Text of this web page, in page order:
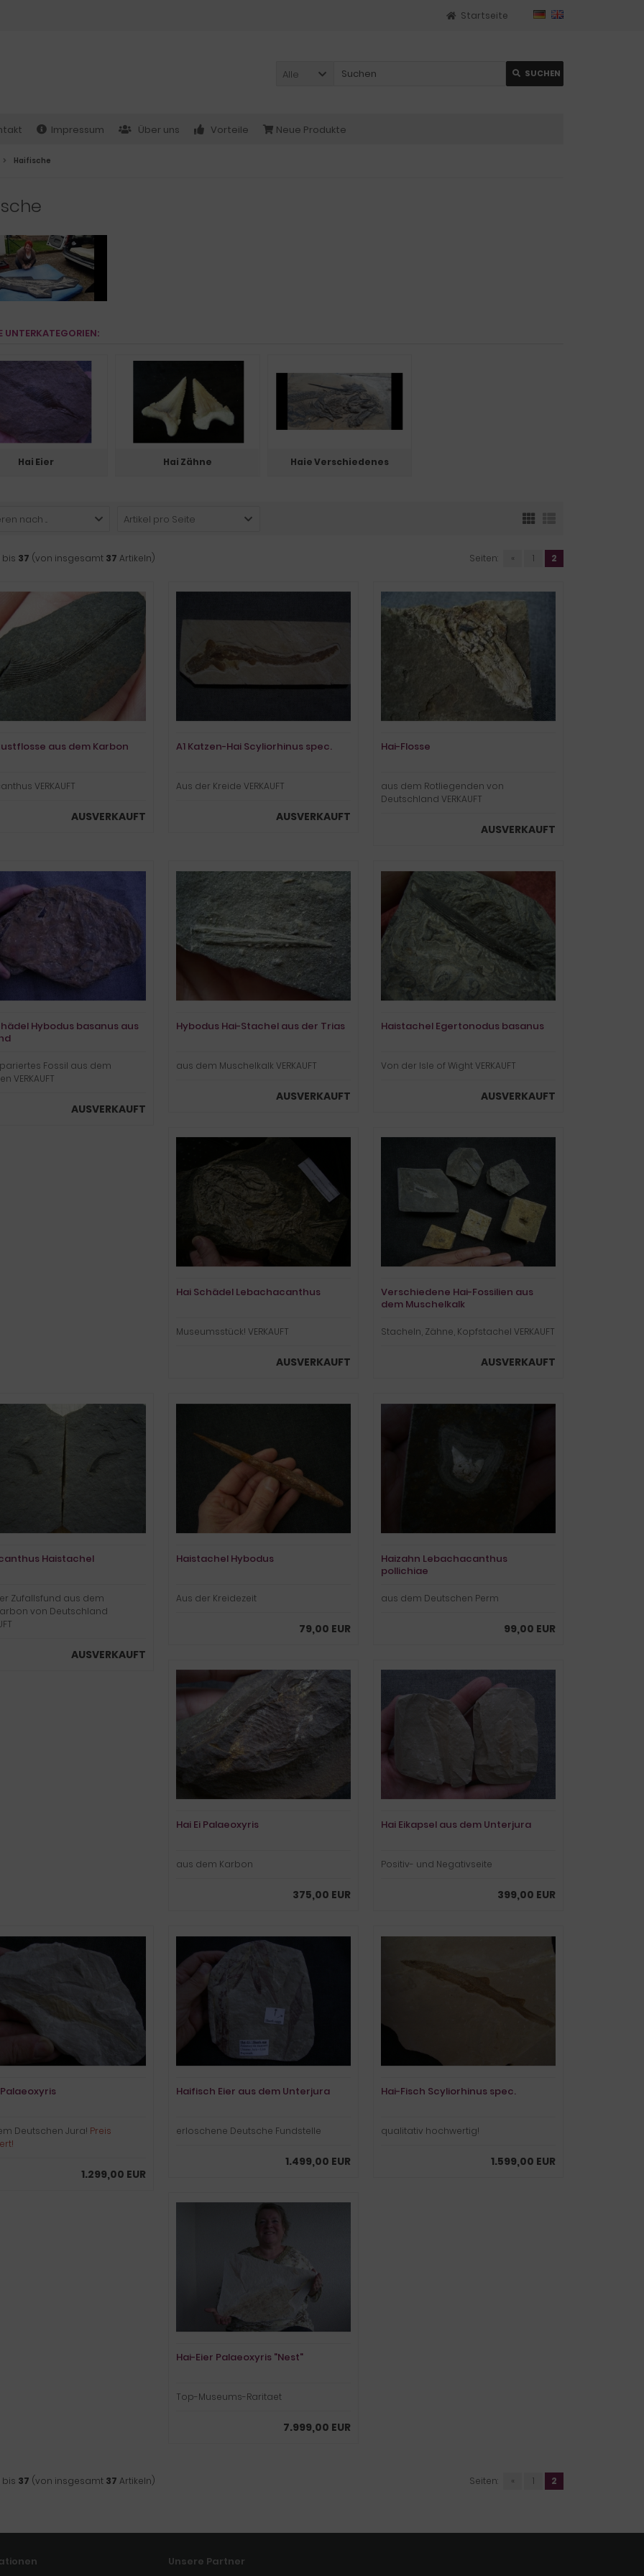
Startseite
Alle SUCHEN
Impressum Über uns Vorteile Neue Produkte
Haifische
UNTERKATEGORIEN:
Hai Eier Hai Zähne Haie Verschiedenes
nach ... Artikel pro Seite
bis 37 (von insgesamt 37 Artikeln) Seiten: « 1 2
aus dem Karbon
VERKAUFT
AUSVERKAUFT
A1 Katzen-Hai Scyliorhinus spec.
Aus der Kreide VERKAUFT
AUSVERKAUFT
Hai-Flosse
aus dem Rotliegenden von
Deutschland VERKAUFT
AUSVERKAUFT
Hybodus basanus aus
Fossil aus dem
VERKAUFT
AUSVERKAUFT
Hybodus Hai-Stachel aus der Trias
aus dem Muschelkalk VERKAUFT
AUSVERKAUFT
Haistachel Egertonodus basanus
Von der Isle of Wight VERKAUFT
AUSVERKAUFT
Hai Schädel Lebachacanthus
Museumsstück! VERKAUFT
AUSVERKAUFT
Verschiedene Hai-Fossilien aus
dem Muschelkalk
Stacheln, Zähne, Kopfstachel VERKAUFT
AUSVERKAUFT
Haistachel
Zufallsfund aus dem
von Deutschland
AUSVERKAUFT
Haistachel Hybodus
Aus der Kreidezeit
79,00 EUR
Haizahn Lebachacanthus
pollichiae
aus dem Deutschen Perm
99,00 EUR
Hai Ei Palaeoxyris
aus dem Karbon
375,00 EUR
Hai Eikapsel aus dem Unterjura
Positiv- und Negativseite
399,00 EUR
Palaeoxyris
Deutschen Jura! Preis
1.299,00 EUR
Haifisch Eier aus dem Unterjura
erloschene Deutsche Fundstelle
1.499,00 EUR
Hai-Fisch Scyliorhinus spec.
qualitativ hochwertig!
1.599,00 EUR
Hai-Eier Palaeoxyris "Nest"
Top-Museums-Raritaet
7.999,00 EUR
bis 37 (von insgesamt 37 Artikeln) Seiten: « 1 2
Unsere Partner